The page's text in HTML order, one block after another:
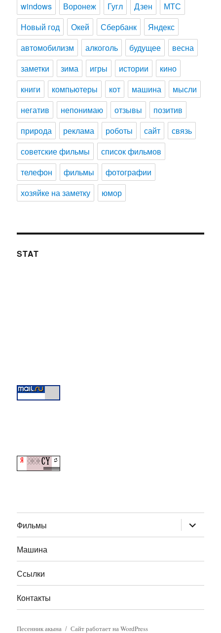
windows
Воронеж Гугл Дзен
МТС
Новый год
Окей Сбербанк
Яндекс
автомобилизм
алкоголь будущее
весна
заметки
зима игры истории
кино
книги
компьютеры кот машина
мысли
негатив
непонимаю отзывы
позитив
природа
реклама роботы сайт
связь
советские фильмы
список фильмов
телефон
фильмы
фотографии
хозяйке на заметку
юмор
STAT
Фильмы дочернее
меню
Машина
Ссылки
Контакты
Песенник акына Сайт работает на WordPress